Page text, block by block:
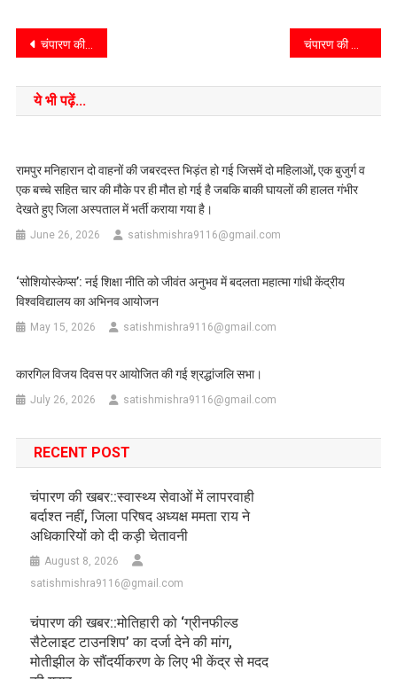
चंपारण की खबर::मोतिहारी एवं शिवहर लोकसभा निर्वाचन के लिए 29 को जारी होगी अधिसूचना : डीएम
ये भी पढ़ें...
रामपुर मनिहारान दो वाहनों की जबरदस्त भिड़ंत हो गई जिसमें दो महिलाओं, एक बुजुर्ग व
एक बच्चे सहित चार की मौके पर ही मौत हो गई है जबकि बाकी घायलों की हालत गंभीर
देखते हुए जिला अस्पताल में भर्ती कराया गया है।
June 26, 2026 satishmishra9116@gmail.com
‘सोशियोस्केप्स’: नई शिक्षा नीति को जीवंत अनुभव में बदलता महात्मा गांधी केंद्रीय
विश्वविद्यालय का अभिनव आयोजन
May 15, 2026 satishmishra9116@gmail.com
कारगिल विजय दिवस पर आयोजित की गई श्रद्धांजलि सभा।
July 26, 2026 satishmishra9116@gmail.com
RECENT POST
चंपारण की खबर::स्वास्थ्य सेवाओं में लापरवाही
बर्दाश्त नहीं, जिला परिषद अध्यक्ष ममता राय ने
अधिकारियों को दी कड़ी चेतावनी
August 8, 2026
satishmishra9116@gmail.com
चंपारण की खबर::मोतिहारी को ‘ग्रीनफील्ड
सैटेलाइट टाउनशिप’ का दर्जा देने की मांग,
मोतीझील के सौंदर्यीकरण के लिए भी केंद्र से मदद